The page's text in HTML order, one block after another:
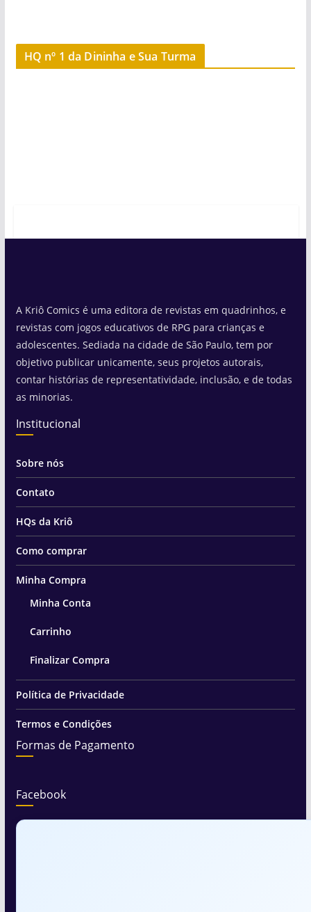
HQ nº 1 da Dininha e Sua Turma
A Kriô Comics é uma editora de revistas em quadrinhos, e
revistas com jogos educativos de RPG para crianças e
adolescentes. Sediada na cidade de São Paulo, tem por
objetivo publicar unicamente, seus projetos autorais,
contar histórias de representatividade, inclusão, e de todas
as minorias.
Institucional
Sobre nós
Contato
HQs da Kriô
Como comprar
Minha Compra
Minha Conta
Carrinho
Finalizar Compra
Política de Privacidade
Termos e Condições
Formas de Pagamento
Facebook